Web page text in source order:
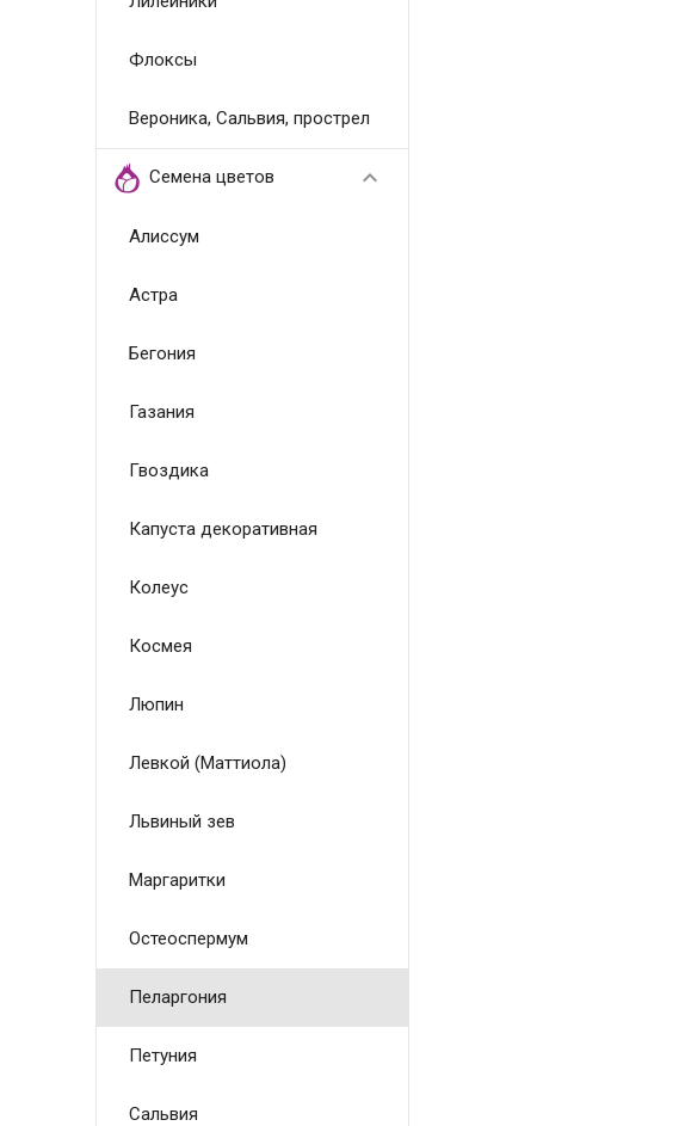
Флоксы
Вероника, Сальвия, прострел
Семена цветов 
Алиссум
Астра
Бегония
Газания
Гвоздика
Капуста декоративная
Колеус
Космея
Люпин
Левкой (Маттиола)
Львиный зев
Маргаритки
Остеоспермум
Пеларгония
Петуния
Сальвия